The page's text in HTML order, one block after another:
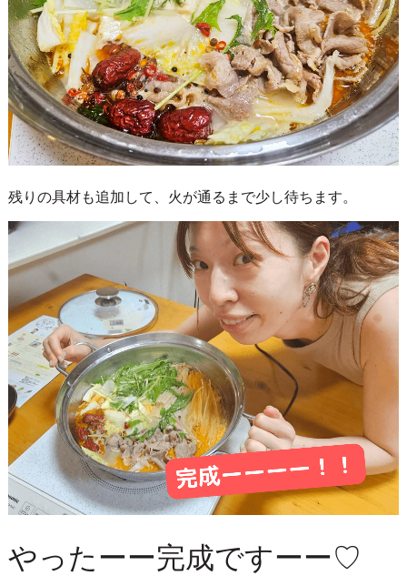
残りの具材も追加して、火が通るまで少し待ちます。
やったーー完成ですーー♡